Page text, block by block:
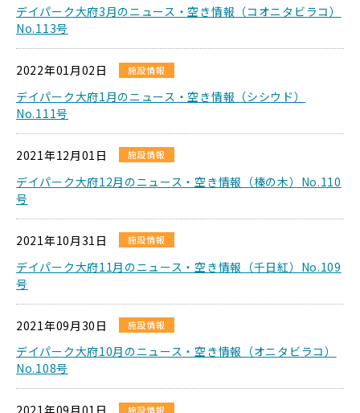
デイパーク大府3月のニュース・空き情報（コオニタビラコ）
No.113号
2022年01月02日 施設情報
デイパーク大府1月のニュース・空き情報（シシウド）
No.111号
2021年12月01日 施設情報
デイパーク大府12月のニュース・空き情報（榛の木）No.110
号
2021年10月31日 施設情報
デイパーク大府11月のニュース・空き情報（千日紅）No.109
号
2021年09月30日 施設情報
デイパーク大府10月のニュース・空き情報（オニタビラコ）
No.108号
施設情報